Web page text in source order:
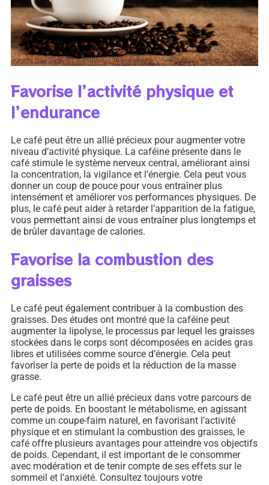
Favorise l’activité physique et
l’endurance
Le café peut être un allié précieux pour augmenter votre
niveau d’activité physique. La caféine présente dans le
café stimule le système nerveux central, améliorant ainsi
la concentration, la vigilance et l’énergie. Cela peut vous
donner un coup de pouce pour vous entraîner plus
intensément et améliorer vos performances physiques. De
plus, le café peut aider à retarder l’apparition de la fatigue,
vous permettant ainsi de vous entraîner plus longtemps et
de brûler davantage de calories.
Favorise la combustion des
graisses
Le café peut également contribuer à la combustion des
graisses. Des études ont montré que la caféine peut
augmenter la lipolyse, le processus par lequel les graisses
stockées dans le corps sont décomposées en acides gras
libres et utilisées comme source d’énergie. Cela peut
favoriser la perte de poids et la réduction de la masse
grasse.
Le café peut être un allié précieux dans votre parcours de
perte de poids. En boostant le métabolisme, en agissant
comme un coupe-faim naturel, en favorisant l’activité
physique et en stimulant la combustion des graisses, le
café offre plusieurs avantages pour atteindre vos objectifs
de poids. Cependant, il est important de le consommer
avec modération et de tenir compte de ses effets sur le
sommeil et l’anxiété. Consultez toujours votre